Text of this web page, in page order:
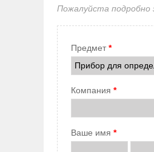
Пожалуйста
Предмет*
Компания*
Ваше имя*